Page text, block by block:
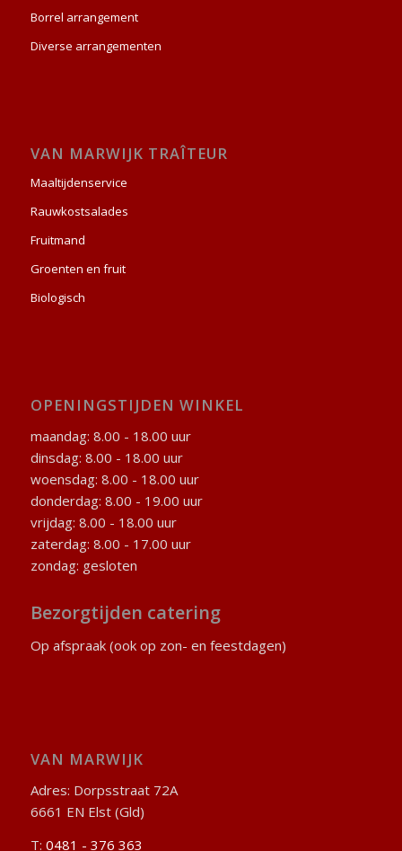
Borrel arrangement
Diverse arrangementen
VAN MARWIJK TRAÎTEUR
Maaltijdenservice
Rauwkostsalades
Fruitmand
Groenten en fruit
Biologisch
OPENINGSTIJDEN WINKEL
maandag: 8.00 - 18.00 uur
dinsdag: 8.00 - 18.00 uur
woensdag: 8.00 - 18.00 uur
donderdag: 8.00 - 19.00 uur
vrijdag: 8.00 - 18.00 uur
zaterdag: 8.00 - 17.00 uur
zondag: gesloten
Bezorgtijden catering
Op afspraak (ook op zon- en feestdagen)
VAN MARWIJK
Adres: Dorpsstraat 72A
6661 EN Elst (Gld)
T: 0481 - 376 363